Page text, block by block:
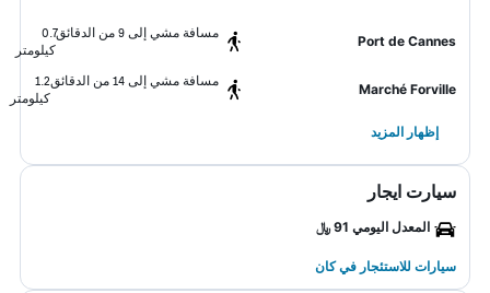
Port de Cannes
مسافة مشي إلى 9 من الدقائق
0.7
كيلومتر
Marché Forville
مسافة مشي إلى 14 من الدقائق
1.2
كيلومتر
إظهار المزيد
سيارت ايجار
المعدل اليومي 91 ﷼
سيارات للاستئجار في كان